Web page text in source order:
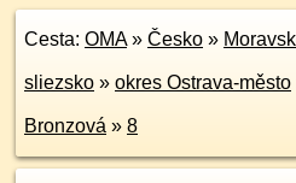
Cesta: OMA» Česko »
sliezsko » okres Ostrava-město
Bronzová » 8